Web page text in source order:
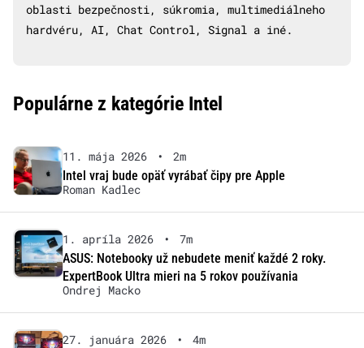
oblasti bezpečnosti, súkromia, multimediálneho
hardvéru, AI, Chat Control, Signal a iné.
Populárne z kategórie Intel
11. mája 2026 •
2m
Intel vraj bude opäť vyrábať čipy pre Apple
Roman Kadlec
1. apríla 2026 •
7m
ASUS: Notebooky už nebudete meniť každé 2 roky.
ExpertBook Ultra mieri na 5 rokov používania
Ondrej Macko
27. januára 2026 •
4m